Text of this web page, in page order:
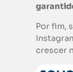
Por fim,
crescer